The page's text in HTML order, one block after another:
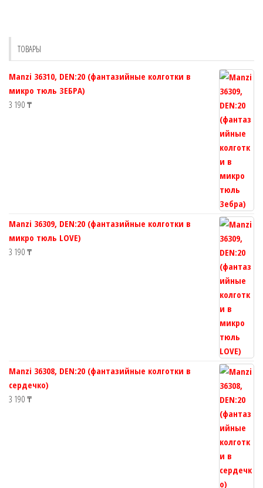
ТОВАРЫ
Manzi 36310, DEN:20 (фантазийные колготки в
микро тюль ЗЕБРА)
3 190 ₸
Manzi 36309, DEN:20 (фантазийные колготки в
микро тюль LOVE)
3 190 ₸
Manzi 36308, DEN:20 (фантазийные колготки в
сердечко)
3 190 ₸